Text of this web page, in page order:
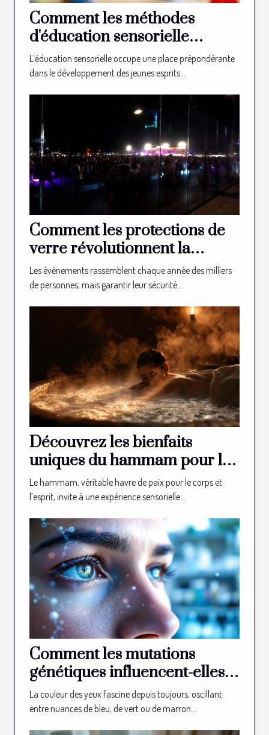
Comment les méthodes
d'éducation sensorielle
façonnent-elles les jeunes
esprits ?
L’éducation sensorielle occupe une place prépondérante
dans le développement des jeunes esprits...
Comment les protections de
verre révolutionnent la
sécurité des événements ?
Les événements rassemblent chaque année des milliers
de personnes, mais garantir leur sécurité...
Découvrez les bienfaits
uniques du hammam pour la
relaxation
Le hammam, véritable havre de paix pour le corps et
l’esprit, invite à une expérience sensorielle...
Comment les mutations
génétiques influencent-elles
la couleur des yeux ?
La couleur des yeux fascine depuis toujours, oscillant
entre nuances de bleu, de vert ou de marron...